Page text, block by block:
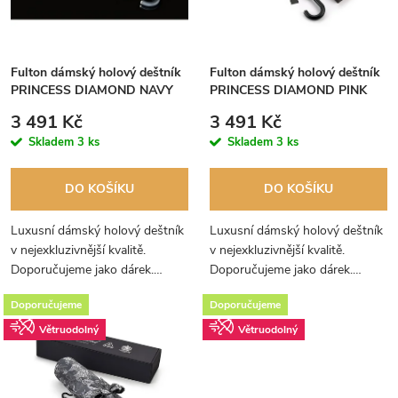
í
p
r
o
u
k
t
ů
p
r
o
d
u
k
t
Fulton dámský holový deštník
PRINCESS DIAMOND NAVY
3 491 Kč
Skladem 3 ks
DO KOŠÍKU
Luxusní dámský holový deštník
v nejexkluzivnější kvalitě.
Doporučujeme jako dárek.
hedvábném papíru a v luxusní
dárkové krabici.
Fulton dámský holový deštník
PRINCESS DIAMOND PINK
3 491 Kč
Skladem 3 ks
DO KOŠÍKU
Luxusní dámský holový deštník
v nejexkluzivnější kvalitě.
Doporučujeme jako dárek.
hedvábném papíru a v luxusní
dárkové krabici.
Doporučujeme
Větruodolný
Doporučujeme
Větruodolný